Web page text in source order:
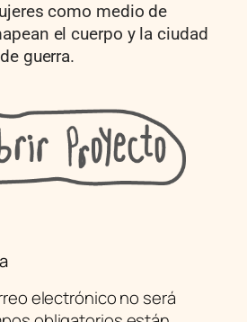
como medio de
el cuerpo y la ciudad
guerra.
electrónico no será